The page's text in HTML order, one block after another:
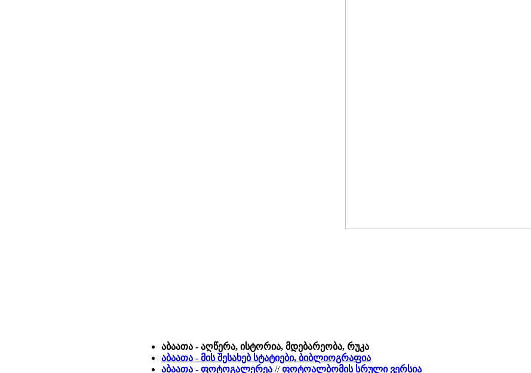
აბაათა - აღწერა, ისტორია, მდებარეობა, რუკა
აბაათა - მის შესახებ სტატიები, ბიბლიოგრაფია
აბაათა - ფოტოგალერეა //ფოტოალბომის სრული ვერსია